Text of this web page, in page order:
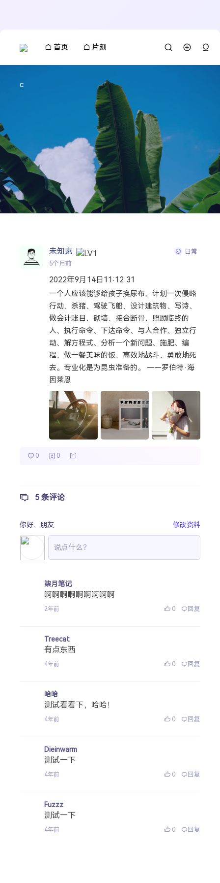
首页 片刻
音乐 微博 故事 杂志
c
未知素
日常
5个月前
2022年9月14日11:12:31
一个人应该能够给孩子换尿布、计划一次侵略
行动、杀猪、驾驶飞船、设计建筑物、写诗、
做会计账目、砌墙、接合断骨、照顾临终的
人、执行命令、下达命令、与人合作、独立行
动、解方程式、分析一个新问题、施肥、编
程、做一餐美味的饭、高效地战斗、勇敢地死
去。专业化是为昆虫准备的。 ——罗伯特·海
因莱恩
0 0
5 条评论
你好， 朋友 修改资料
柒月笔记
啊啊啊啊啊啊啊啊啊
2年前 0 回复
Treecat
有点东西
4年前 0 回复
哈哈
测试看看下，哈哈！
4年前 0 回复
Dieinwarm
测试一下
4年前 0 回复
Fuzzz
测试一下
4年前 0 回复